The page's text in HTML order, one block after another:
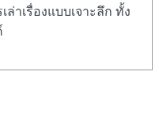
าเรื่องแบบเจาะลึก ทั้ง